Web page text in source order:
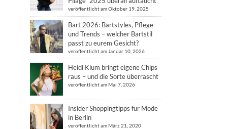
veröffentlicht am Oktober 19, 2025
Bart 2026: Bartstyles, Pflege
und Trends – welcher Bartstil
passt zu eurem Gesicht?
veröffentlicht am Januar 10, 2026
Heidi Klum bringt eigene Chips
raus – und die Sorte überrascht
veröffentlicht am Mai 7, 2026
Insider Shoppingtipps für Mode
in Berlin
veröffentlicht am März 21, 2020